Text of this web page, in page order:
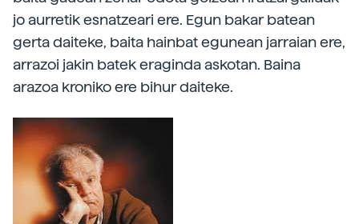
jo aurretik esnatzeari ere. Egun bakar batean
gerta daiteke, baita hainbat egunean jarraian ere,
arrazoi jakin batek eraginda askotan. Baina
arazoa kroniko ere bihur daiteke.